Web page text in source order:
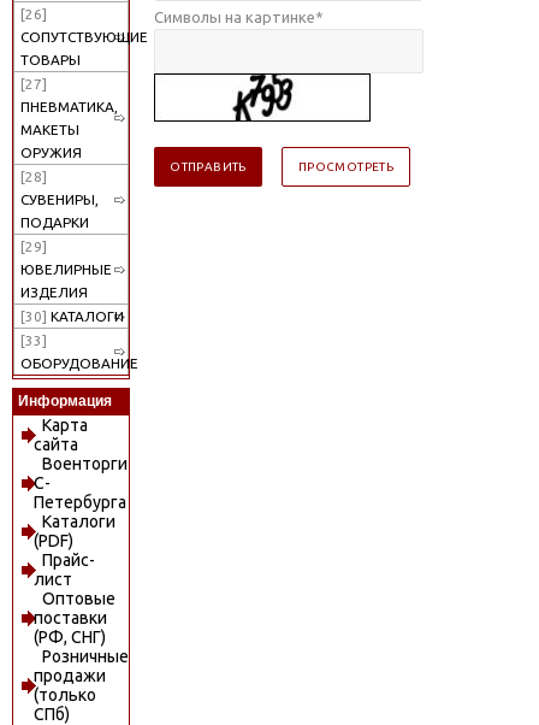
[26]
СОПУТСТВУЮЩИЕ
ТОВАРЫ
[27]
ПНЕВМАТИКА,
МАКЕТЫ
ОРУЖИЯ
[28]
СУВЕНИРЫ,
ПОДАРКИ
[29]
ЮВЕЛИРНЫЕ
ИЗДЕЛИЯ
[30] КАТАЛОГИ
[33]
ОБОРУДОВАНИЕ
Информация
Карта
сайта
Военторги
С-
Петербурга
Каталоги
(PDF)
Прайс-
лист
Оптовые
поставки
(РФ, СНГ)
Розничные
продажи
(только
СПб)
Символы на картинке*